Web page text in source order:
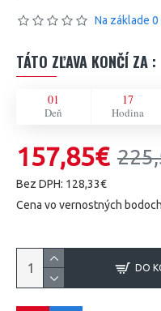
Na základe
TÁTO ZĽAVA KONČÍ ZA :
01
Deň
17
Hodina
157,85€
Bez DPH: 128,33€
Cena vo vernostných
DO